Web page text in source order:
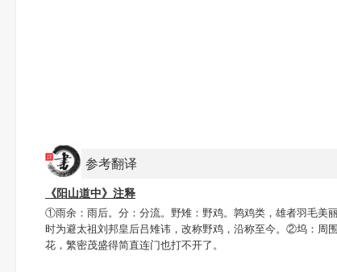
参考翻译
《阳山道中》注释
①雨余：雨后。分：分流。野雉：野鸡。鹑鸡类，雄者羽毛美
时为避太祖刘邦皇后吕雉讳，改称野鸡，沿称至今。②坞：周
花，繁密茂盛得简直连门也打不开了。